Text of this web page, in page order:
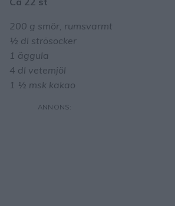
200 g smör, rumsvarmt
½ dl strösocker
1 äggula
4 dl vetemjöl
1 ½ msk kakao